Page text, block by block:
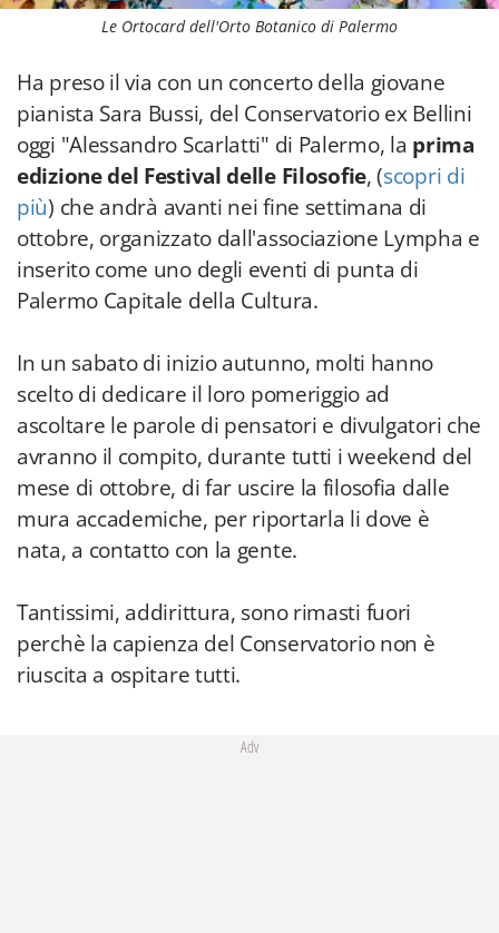
Le Ortocard dell'Orto Botanico di Palermo
Ha preso il via con un concerto della giovane
pianista Sara Bussi, del Conservatorio ex Bellini
oggi "Alessandro Scarlatti" di Palermo, la prima
edizione del Festival delle Filosofie, (scopri di
più) che andrà avanti nei fine settimana di
ottobre, organizzato dall'associazione Lympha e
inserito come uno degli eventi di punta di
Palermo Capitale della Cultura.
In un sabato di inizio autunno, molti hanno
scelto di dedicare il loro pomeriggio ad
ascoltare le parole di pensatori e divulgatori che
avranno il compito, durante tutti i weekend del
mese di ottobre, di far uscire la filosofia dalle
mura accademiche, per riportarla li dove è
nata, a contatto con la gente.
Tantissimi, addirittura, sono rimasti fuori
perchè la capienza del Conservatorio non è
riuscita a ospitare tutti.
Adv